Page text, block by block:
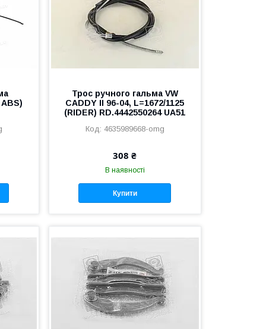
Трос ручного гальма VW
CADDY II 96-04, L=1672/1125
(RIDER) RD.4442550264 UA51
4635989668-omg
308 ₴
В наявності
Купити